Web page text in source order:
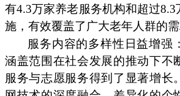
有4.3万家养老服务机构和超过
施，有效覆盖了广大老年人群的
服务内容的多样性日益增强
涵盖范围在社会发展的推动下不
服务与志愿服务得到了显著增长